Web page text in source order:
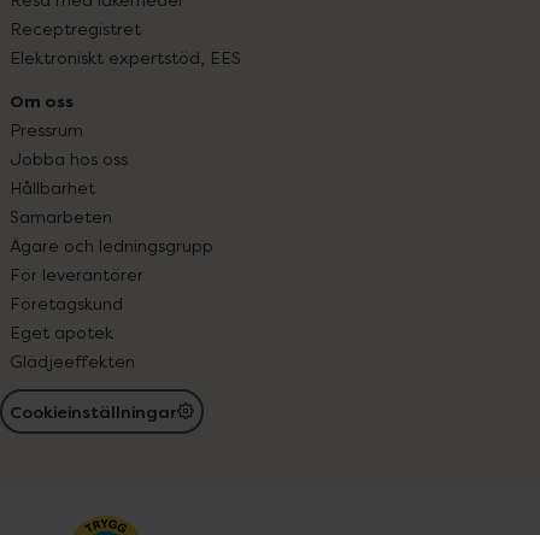
Receptregistret
Elektroniskt expertstöd, EES
Om oss
Pressrum
Jobba hos oss
Hållbarhet
Samarbeten
Ägare och ledningsgrupp
För leverantörer
Företagskund
Eget apotek
Glädjeeffekten
Cookieinställningar